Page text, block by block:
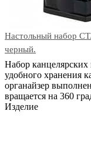
Настольный набор
черный.
Набор
удобного хранения
органайзер
вращается на 360
Изделие